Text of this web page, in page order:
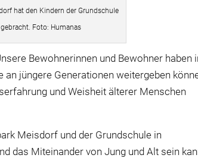
hat den Kindern der Grundschule
Foto: Humanas
Bewohnerinnen und Bewohner haben
jüngere Generationen weitergeben
und Weisheit älterer Menschen
Meisdorf und der Grundschule in
das Miteinander von Jung und Alt sein